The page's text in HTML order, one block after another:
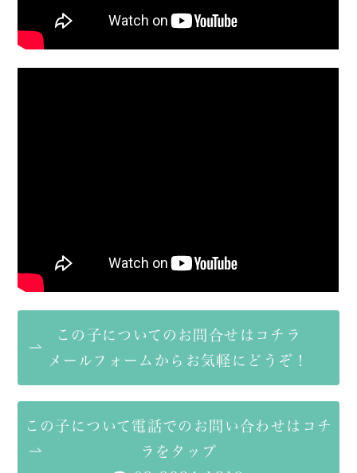
この子についてのお問合せはコチラ
メールフォームからお気軽にどうぞ！
この子について電話でのお問い合わせはコチ
ラをタップ